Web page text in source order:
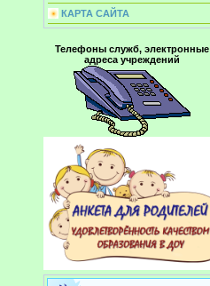
КАРТА САЙТА
Телефоны служб, электронные
адреса учреждений